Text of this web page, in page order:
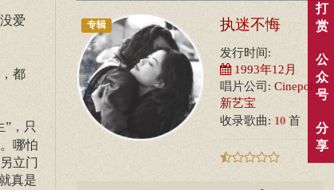
爱
都
，只
哪怕
立门
真是
专辑 执迷不悔
发行时间:
1993年12月
唱片公司: Cinepoly
新艺宝
收录歌曲: 10 首
打
赏
公
众
号
分
享